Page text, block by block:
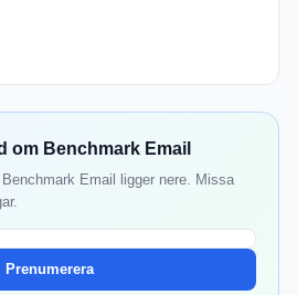
om Benchmark Email
Email ligger nere. Missa
Prenumerera